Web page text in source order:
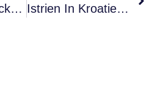
Oliveri: Ein Stück Istrien Im Geschmack Istrien In Kroatien: Geschichte, Genuss Und 5 Gute Gründe Für Deinen Urlaub